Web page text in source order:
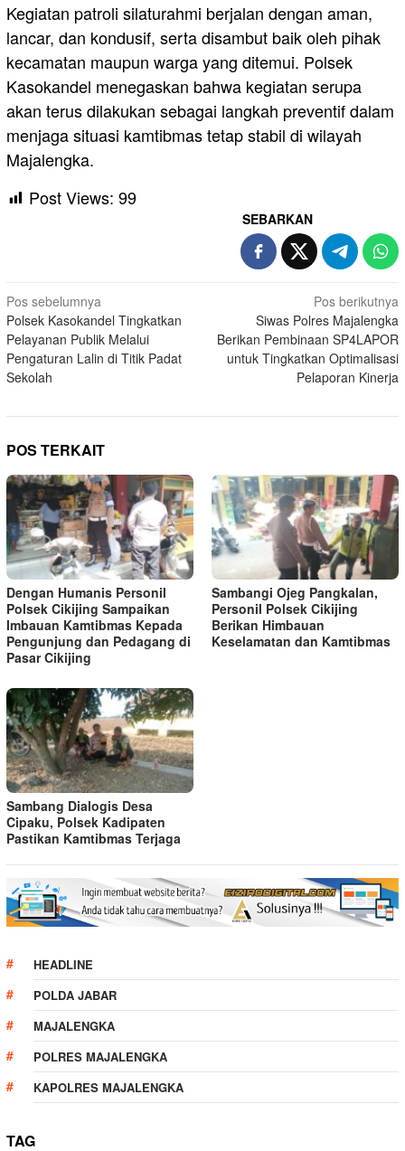
Kegiatan patroli silaturahmi berjalan dengan aman,
lancar, dan kondusif, serta disambut baik oleh pihak
kecamatan maupun warga yang ditemui. Polsek
Kasokandel menegaskan bahwa kegiatan serupa
akan terus dilakukan sebagai langkah preventif dalam
menjaga situasi kamtibmas tetap stabil di wilayah
Majalengka.
Post Views: 99
SEBARKAN
Navigasi
pos
Pos sebelumnya
Polsek Kasokandel Tingkatkan
Pelayanan Publik Melalui
Pengaturan Lalin di Titik Padat
Sekolah
Pos berikutnya
Siwas Polres Majalengka
Berikan Pembinaan SP4LAPOR
untuk Tingkatkan Optimalisasi
Pelaporan Kinerja
POS TERKAIT
Dengan Humanis Personil
Polsek Cikijing Sampaikan
Imbauan Kamtibmas Kepada
Pengunjung dan Pedagang di
Pasar Cikijing
Sambangi Ojeg Pangkalan,
Personil Polsek Cikijing
Berikan Himbauan
Keselamatan dan Kamtibmas
Sambang Dialogis Desa
Cipaku, Polsek Kadipaten
Pastikan Kamtibmas Terjaga
HEADLINE
POLDA JABAR
MAJALENGKA
POLRES MAJALENGKA
KAPOLRES MAJALENGKA
TAG